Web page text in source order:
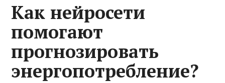
Как нейросети
помогают
прогнозировать
энергопотребление?